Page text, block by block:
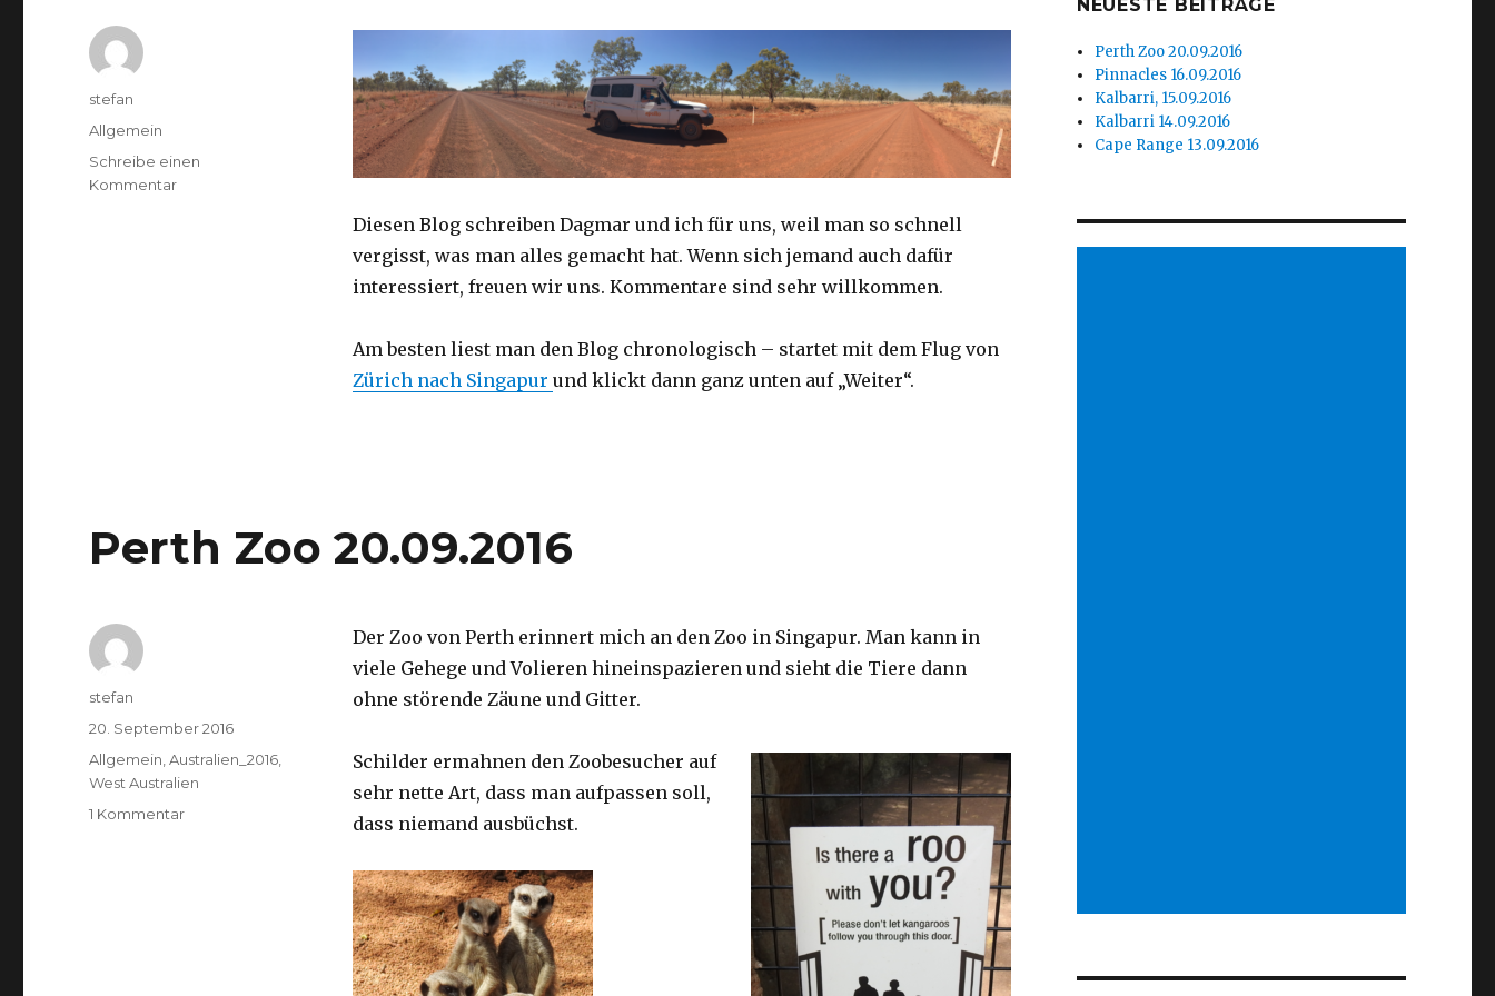
Diesen Blog schreiben Dagmar und ich für uns, weil man so schnell
vergisst, was man alles gemacht hat. Wenn sich jemand auch dafür
interessiert, freuen wir uns. Kommentare sind sehr willkommen.
Am besten liest man den Blog chronologisch – startet mit dem Flug von
Zürich nach Singapur und klickt dann ganz unten auf „Weiter“.
Autor
stefan
Kategorien
Allgemein
Schreibe einen
Kommentarzu
Perth Zoo 20.09.2016
Der Zoo von Perth erinnert mich an den Zoo in Singapur. Man kann in
viele Gehege und Volieren hineinspazieren und sieht die Tiere dann
ohne störende Zäune und Gitter.
Schilder ermahnen den Zoobesucher auf
sehr nette Art, dass man aufpassen soll,
dass niemand ausbüchst.
Autor
stefan
Veröffentlicht
am
20. September 2016
Kategorien
Allgemein,Australien_2016,
West Australien
1 Kommentarzu
NEUESTE BEITRÄGE
Perth Zoo 20.09.2016
Pinnacles 16.09.2016
Kalbarri, 15.09.2016
Kalbarri 14.09.2016
Cape Range 13.09.2016